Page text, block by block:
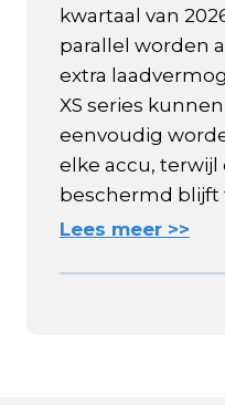
kwartaal van
parallel worden
extra
XS series
eenvoudig
elke accu, terwijl
beschermd blijft
Lees meer >>